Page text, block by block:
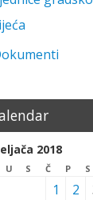
2018
U S Č P S
1 2